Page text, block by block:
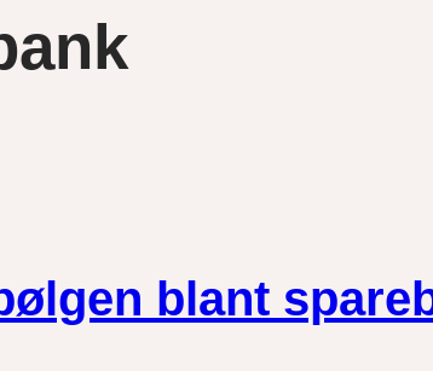
blant